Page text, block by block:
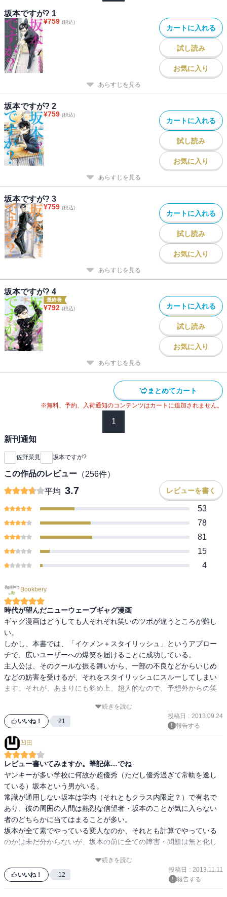
坂本ですが? 1
¥759 (税込)
カートに入れる
試し読み
お気に入り
あらすじを見る
坂本ですが? 2
¥759 (税込)
カートに入れる
試し読み
お気に入り
あらすじを見る
坂本ですが? 3
¥759 (税込)
カートに入れる
試し読み
お気に入り
あらすじを見る
坂本ですが? 4
最終巻
¥792 (税込) カートに入れる
試し読み
お気に入り
あらすじを見る
まとめてカート
※無料、予約、入荷通知のコンテンツはカートに追加されません。
1
新刊通知
佐野菜見 坂本ですが?
この作品のレビュー （256件）
平均 3.7 レビューを書く
53
78
81
15
4
Bookbery
時代が望んだニューウェーブギャグ漫画
ギャグ漫画はどうしても人それぞれ笑いのツボが違うところが難し
い。
しかし、本書では、「イケメン＋スタイリッシュ」というアプロー
チで、広いユーザーへの爆笑を届けることに成功している。
主人公は、そのクールな振る舞いから、一部の不良などからいじめ
などの妨害を受けるが、それをスタイリッシュにスルーしてしまい
ます。それが、あまりにも斜め上、超人的なので、予想外からの笑
とは言え、こういったギャグ漫画はありそうで無かったのが不思議
なくらい。それくらい、公約数的な笑いを提供してくれる。
クもはらんでいる。「こち亀」など人気ギャグマンガではそういっ
た冗長化を、キャラクターを増やすことで解決しているが、今のと
ころ、本書ではその予兆は無いように見える。紙の書籍は２巻まで
すでに発売されているので、一部のレビューではそういった心配も
指摘されているようではあるが、１巻に関しては、十分勢いだけで
も読ませる、絶妙なテンポとキャラクターで、買って損は無い。
ライトノベルなど、軽めのギャグテイストとの差別化が年々難しく
なっているギャグ漫画。そんな時代が、本物のギャグ漫画を望んだ
すえの「待望」の作品と言える。
今年のギャグ漫画の金字塔として、漫画編集者が選ぶ「コミックナ
タリー大賞 2013」1位にも選ばれるほどの実力を刮目して欲しい。
続きを読む
いいね！ 21
投稿日 : 2013.09.24
報告する
凹田
レビュー書いてみますか。筆記体…でね
ヤンキーが多い学校に何故か超優秀（ただし優秀過ぎて常軌を逸し
ている）坂本という男がいる。
常識が通用しない坂本は学内（それともクラス内限定？）で有名で
あり、彼の周囲の人間は熱烈な信望者・坂本のことが気に入らない
者のどちらかに当てはまることが多い。
坂本が全て素でやっている変人なのか、それとも計算でやっている
のかは未だ分からないが、坂本の前に全ての障害・問題は無と化し
もしこの漫画があなたの好みに合っているなら、彼の常軌を逸した
（クーレストな）行動を楽しみ、さらに拡大解釈（と言ってもその
続きを読む
いいね！ 12
投稿日 : 2013.11.11
報告する